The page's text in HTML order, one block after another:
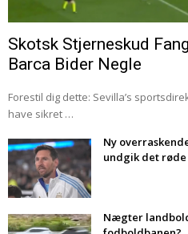
Skotsk Stjerneskud
Barca Bider Negle
Forestil dig dette: Sevilla’s
have sikret …
Ny
undgik det
Nægter